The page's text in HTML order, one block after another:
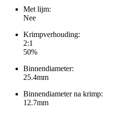
Met lijm:
Nee
Krimpverhouding:
2:1
50%
Binnendiameter:
25.4mm
Binnendiameter na krimp:
12.7mm